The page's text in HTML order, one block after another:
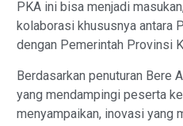
PKA ini bisa menjadi
kolaborasi khususnya antara
dengan Pemerintah Provinsi
Berdasarkan penuturan Bere
yang mendampingi peserta
menyampaikan, inovasi yang